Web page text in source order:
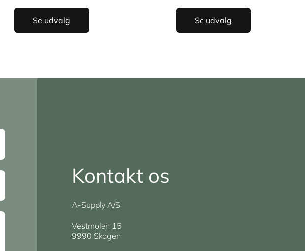
Se udvalg Se udvalg
Kontakt os
A-Supply A/S
Vestmolen 15
9990 Skagen